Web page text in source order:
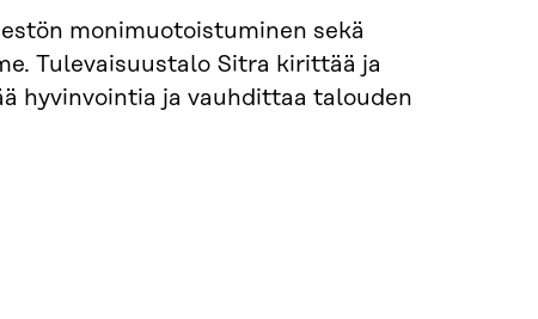
monimuotoistuminen sekä
Tulevaisuustalo Sitra kirittää ja
hyvinvointia ja vauhdittaa talouden